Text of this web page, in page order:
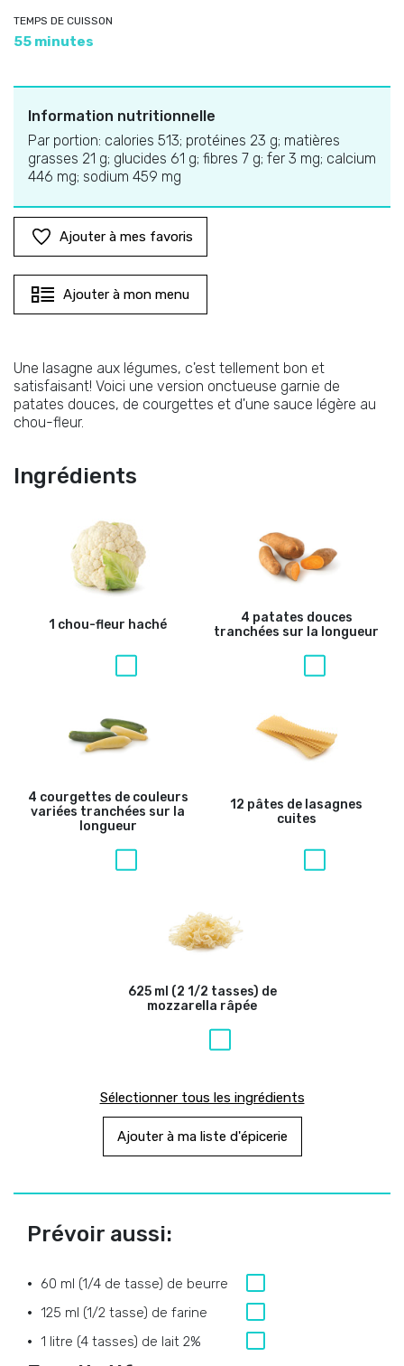
TEMPS DE CUISSON
55 minutes
Information nutritionnelle
Par portion: calories 513; protéines 23 g; matières
grasses 21 g; glucides 61 g; fibres 7 g; fer 3 mg; calcium
446 mg; sodium 459 mg
Ajouter à mes favoris
Ajouter à mon menu
Une lasagne aux légumes, c'est tellement bon et
satisfaisant! Voici une version onctueuse garnie de
patates douces, de courgettes et d'une sauce légère au
chou-fleur.
Ingrédients
1 chou-fleur haché
4 patates douces
tranchées sur la longueur
4 courgettes de couleurs
variées tranchées sur la
longueur
12 pâtes de lasagnes
cuites
625 ml (2 1/2 tasses) de
mozzarella râpée
Sélectionner tous les ingrédients
Ajouter à ma liste d'épicerie
Prévoir aussi:
60 ml (1/4 de tasse) de beurre
125 ml (1/2 tasse) de farine
1 litre (4 tasses) de lait 2%